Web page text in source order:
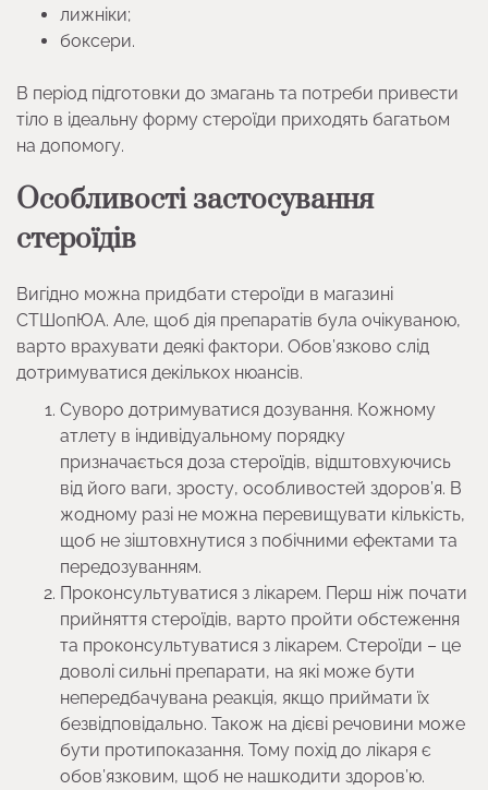
лижніки;
боксери.
В період підготовки до змагань та потреби привести
тіло в ідеальну форму стероїди приходять багатьом
на допомогу.
Особливості застосування
стероїдів
Вигідно можна придбати стероїди в магазині
СТШопЮА. Але, щоб дія препаратів була очікуваною,
варто врахувати деякі фактори. Обов’язково слід
дотримуватися декількох нюансів.
Суворо дотримуватися дозування. Кожному
атлету в індивідуальному порядку
призначається доза стероїдів, відштовхуючись
від його ваги, зросту, особливостей здоров’я. В
жодному разі не можна перевищувати кількість,
щоб не зіштовхнутися з побічними ефектами та
передозуванням.
Проконсультуватися з лікарем. Перш ніж почати
прийняття стероїдів, варто пройти обстеження
та проконсультуватися з лікарем. Стероїди – це
доволі сильні препарати, на які може бути
непередбачувана реакція, якщо приймати їх
безвідповідально. Також на дієві речовини може
бути протипоказання. Тому похід до лікаря є
обов’язковим, щоб не нашкодити здоров’ю.